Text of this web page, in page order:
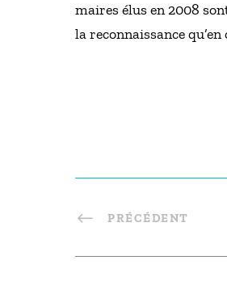
maires élus en 2008
la reconnaissance
PRÉCÉDENT